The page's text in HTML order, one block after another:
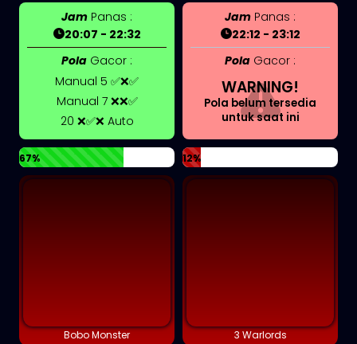
Jam Panas :
20:07 - 22:32
Pola Gacor :
Manual 5 ✅❌✅
Manual 7 ❌❌✅
20 ❌✅❌ Auto
67%
Jam Panas :
22:12 - 23:12
Pola Gacor :
WARNING!
Pola belum tersedia
untuk saat ini
12%
Bobo Monster 3 Warlords